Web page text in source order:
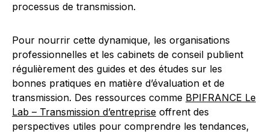
processus de transmission.
Pour nourrir cette dynamique, les organisations
professionnelles et les cabinets de conseil publient
régulièrement des guides et des études sur les
bonnes pratiques en matière d’évaluation et de
transmission. Des ressources comme BPIFRANCE Le
Lab – Transmission d’entreprise offrent des
perspectives utiles pour comprendre les tendances,